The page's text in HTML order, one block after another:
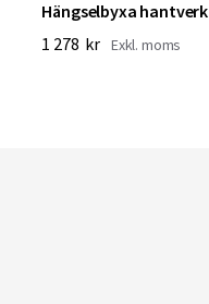
Hängselbyxa hantverk
1 278 kr